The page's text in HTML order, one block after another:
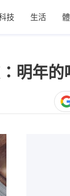
技 生活
明年的